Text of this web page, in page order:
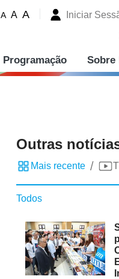
A A A Iniciar
Programação Sobre
Outras
Mais recente /
Todos